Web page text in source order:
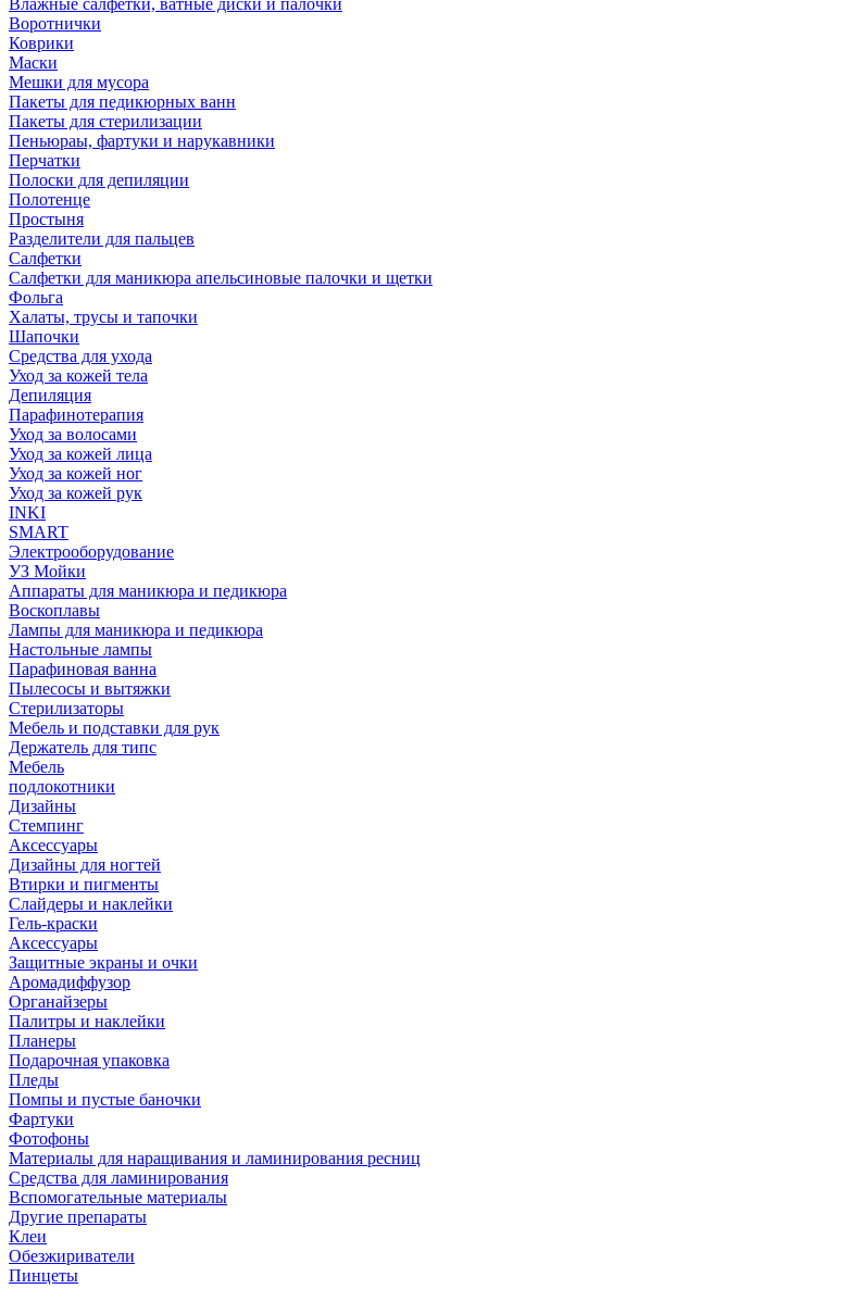
Влажные салфетки, ватные диски и палочки
Воротнички
Коврики
Маски
Мешки для мусора
Пакеты для педикюрных ванн
Пакеты для стерилизации
Пеньюраы, фартуки и нарукавники
Перчатки
Полоски для депиляции
Полотенце
Простыня
Разделители для пальцев
Салфетки
Салфетки для маникюра апельсиновые палочки и щетки
Фольга
Халаты, трусы и тапочки
Шапочки
Средства для ухода
Уход за кожей тела
Депиляция
Парафинотерапия
Уход за волосами
Уход за кожей лица
Уход за кожей ног
Уход за кожей рук
INKI
SMART
Электрооборудование
УЗ Мойки
Аппараты для маникюра и педикюра
Воскоплавы
Лампы для маникюра и педикюра
Настольные лампы
Парафиновая ванна
Пылесосы и вытяжки
Стерилизаторы
Мебель и подставки для рук
Держатель для типс
Мебель
подлокотники
Дизайны
Стемпинг
Аксессуары
Дизайны для ногтей
Втирки и пигменты
Слайдеры и наклейки
Гель-краски
Аксессуары
Защитные экраны и очки
Аромадиффузор
Органайзеры
Палитры и наклейки
Планеры
Подарочная упаковка
Пледы
Помпы и пустые баночки
Фартуки
Фотофоны
Материалы для наращивания и ламинирования ресниц
Средства для ламинирования
Вспомогательные материалы
Другие препараты
Клеи
Обезжириватели
Пинцеты